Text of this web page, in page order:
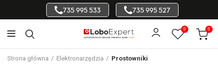
735 995 533 735 995 527
0 0
Strona główna Elektronarzędzia Prostowniki